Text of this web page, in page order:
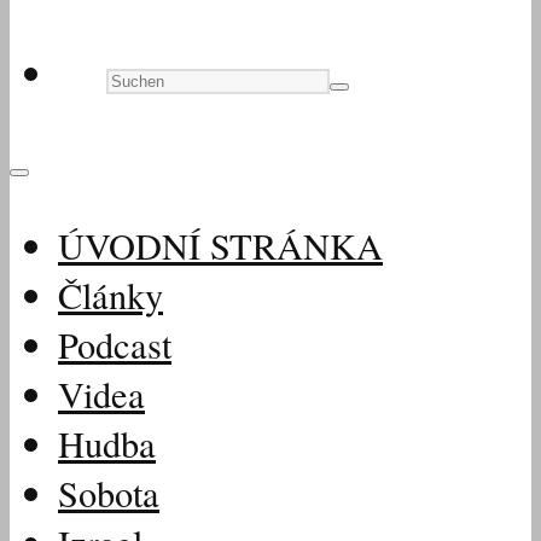
ÚVODNÍ STRÁNKA
Články
Podcast
Videa
Hudba
Sobota